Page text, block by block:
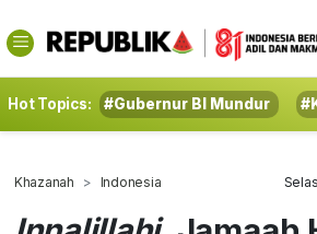
Hot Topics: #Gubernur BI Mundur
Khazanah Indonesia